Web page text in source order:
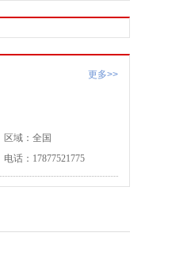
更多>>
区域：全国
电话：17877521775